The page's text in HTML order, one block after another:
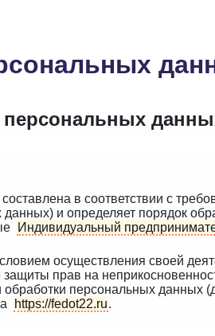
персональных
в соответствии с
и определяет порядок
Индивидуальный
осуществления своей
прав на
персональных данных
https://fedot22.ru.